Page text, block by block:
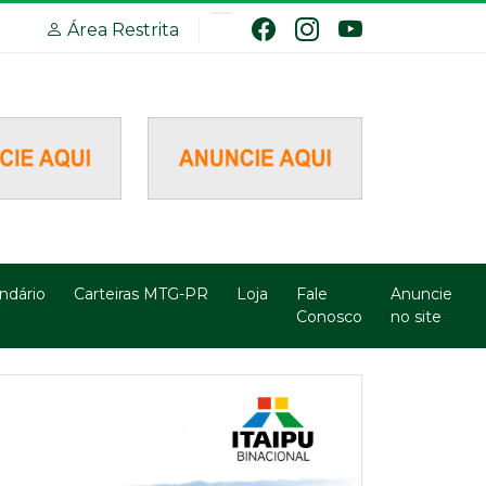
Área Restrita
Carteiras MTG-PR Loja
Fale
Conosco
Anuncie
no site